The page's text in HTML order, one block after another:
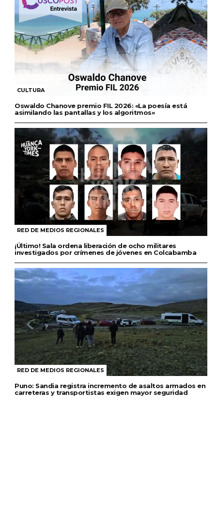
CULTURA
Oswaldo Chanove premio FIL 2026: «La poesía está
asimilando las pantallas y los algoritmos»
RED DE MEDIOS REGIONALES
¡Último! Sala ordena liberación de ocho militares
investigados por crímenes de jóvenes en Colcabamba
RED DE MEDIOS REGIONALES
Puno: Sandia registra incremento de asaltos armados en
carreteras y transportistas exigen mayor seguridad